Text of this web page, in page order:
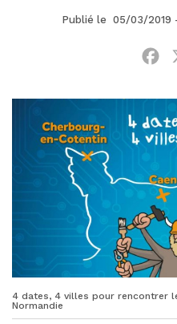
Publié le 05/03/2019
4 dates, 4 villes pour rencontrer
Normandie